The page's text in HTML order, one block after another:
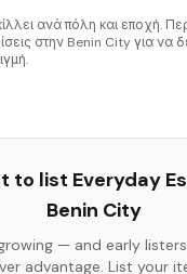
ανά πόλη και εποχή.
στην Benin City για να
to list Everyday
Benin City
— and early
advantage. List your